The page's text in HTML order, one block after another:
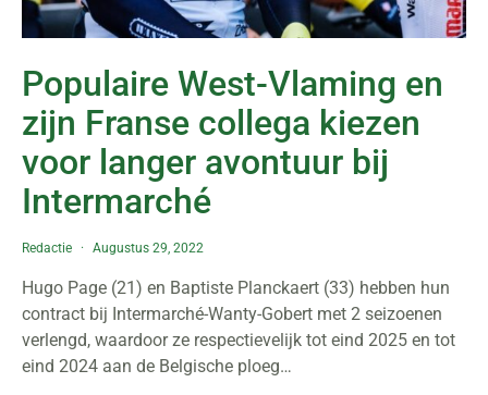
Populaire West-Vlaming en
zijn Franse collega kiezen
voor langer avontuur bij
Intermarché
Redactie Augustus 29, 2022
Hugo Page (21) en Baptiste Planckaert (33) hebben hun
contract bij Intermarché-Wanty-Gobert met 2 seizoenen
verlengd, waardoor ze respectievelijk tot eind 2025 en tot
eind 2024 aan de Belgische ploeg…